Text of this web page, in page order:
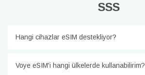
SSS
Hangi cihazlar eSIM destekliyor?
Voye eSIM'i hangi ülkelerde kullanabilirim?